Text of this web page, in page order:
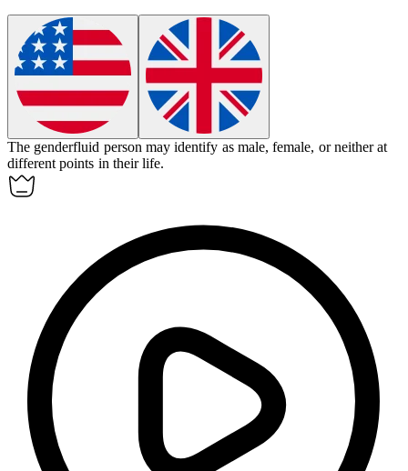
The genderfluid person may identify as male, female, or neither at
different points in their life.